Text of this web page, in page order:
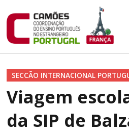
SECCÃO INTERNACIONAL
Viagem
da SIP de